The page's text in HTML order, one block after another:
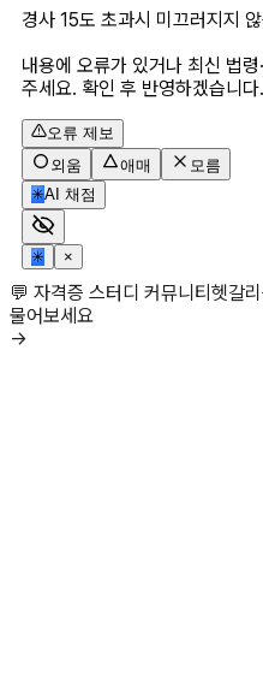
경사 15도 초과시 미끄러지지
내용에 오류가 있거나 최신 법
주세요. 확인 후 반영하겠습니다.
오류 제보
외움
애매
모름
✳AI 채점
✳ ×
💬 자격증 스터디 커뮤니티헷갈
물어보세요
→